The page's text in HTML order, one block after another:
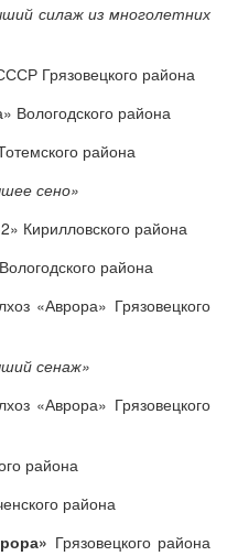
силаж из многолетних
Грязовецкого района
Вологодского района
района
сено»
Кирилловского района
района
«Аврора» Грязовецкого
сенаж»
«Аврора» Грязовецкого
района
района
Грязовецкого района